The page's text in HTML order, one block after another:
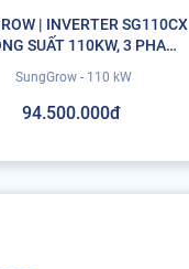
| INVERTER SG110CX
SUẤT 110KW, 3 PHA
SungGrow - 110 kW
94.500.000đ